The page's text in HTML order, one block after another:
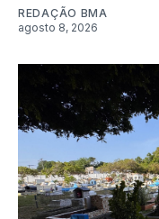
REDAÇÃO BMA
agosto 8, 2026